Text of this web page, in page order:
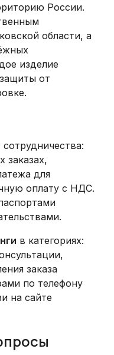
России.
области, а
изделие
от
заказах,
для
оплату с НДС.
в категориях:
заказа
по телефону
на сайте